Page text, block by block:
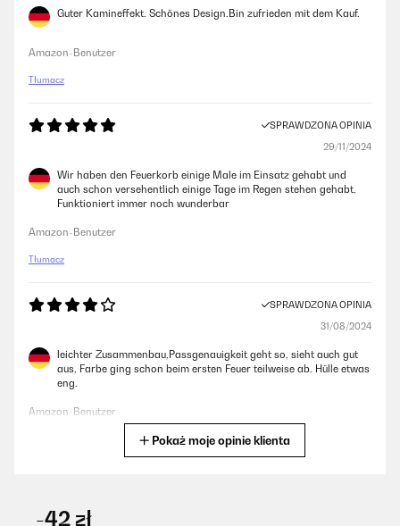
Guter Kamineffekt. Schönes Design.Bin zufrieden mit dem Kauf.
Amazon-Benutzer
Tłumacz
SPRAWDZONA OPINIA
29/11/2024
Wir haben den Feuerkorb einige Male im Einsatz gehabt und
auch schon versehentlich einige Tage im Regen stehen gehabt.
Funktioniert immer noch wunderbar
Amazon-Benutzer
Tłumacz
SPRAWDZONA OPINIA
31/08/2024
leichter Zusammenbau,Passgenauigkeit geht so, sieht auch gut
aus, Farbe ging schon beim ersten Feuer teilweise ab. Hülle etwas
eng.
Amazon-Benutzer
Pokaż moje opinie klienta
-42 zł